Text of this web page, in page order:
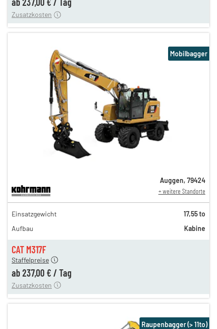
Zusatzkosten
CAT M317F
411,00 €
342,00 €
286,00 €
Staffelpreise
ab 237,00 € / Tag
12,00 €
Zusatzkosten
Mobilbagger
Auggen, 79424
+ weitere Standorte
Einsatzgewicht
17,55 to
Aufbau
Kabine
Raupenbagger (> 11to)